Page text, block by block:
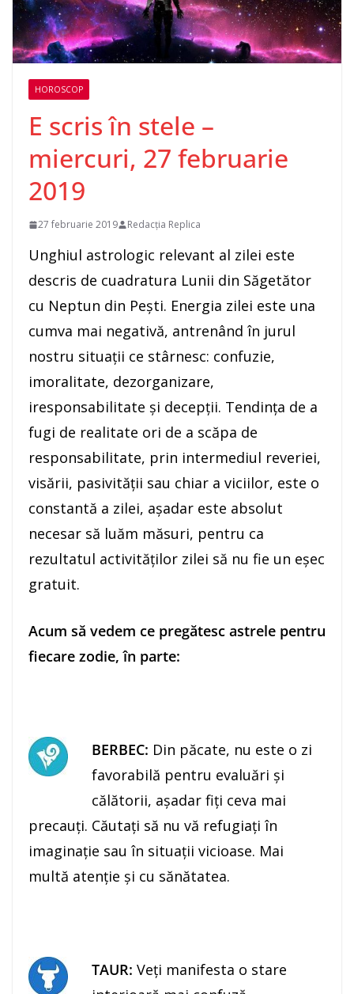
HOROSCOP
E scris în stele –
miercuri, 27 februarie
2019
27 februarie 2019 Redacția Replica
Unghiul astrologic relevant al zilei este
descris de cuadratura Lunii din Săgetător
cu Neptun din Peşti. Energia zilei este una
cumva mai negativă, antrenând în jurul
nostru situaţii ce stârnesc: confuzie,
imoralitate, dezorganizare,
iresponsabilitate şi decepţii. Tendinţa de a
fugi de realitate ori de a scăpa de
responsabilitate, prin intermediul reveriei,
visării, pasivităţii sau chiar a viciilor, este o
constantă a zilei, aşadar este absolut
necesar să luăm măsuri, pentru ca
rezultatul activităţilor zilei să nu fie un eşec
gratuit.
Acum să vedem ce pregătesc astrele pentru
fiecare zodie, în parte:
BERBEC: Din păcate, nu este o zi
favorabilă pentru evaluări şi
călătorii, aşadar fiţi ceva mai
precauţi. Căutaţi să nu vă refugiaţi în
imaginaţie sau în situaţii vicioase. Mai
multă atenţie şi cu sănătatea.
TAUR: Veţi manifesta o stare